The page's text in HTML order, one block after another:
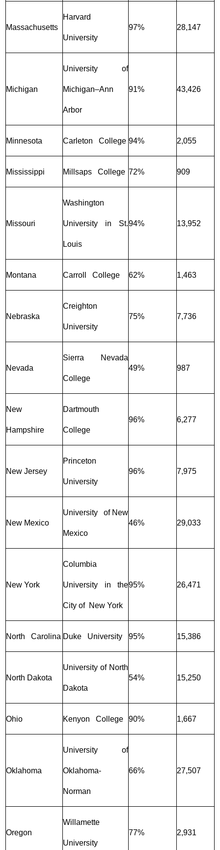
Massachusetts
Harvard
University
97% 28,147
Michigan
University of
Michigan–Ann
Arbor
91% 43,426
Minnesota Carleton College 94% 2,055
Mississippi Millsaps College 72% 909
Missouri
Washington
University in St.
Louis
94% 13,952
Montana Carroll College 62% 1,463
Nebraska
Creighton
University
75% 7,736
Nevada
Sierra Nevada
College
49% 987
New
Hampshire
Dartmouth
College
96% 6,277
New Jersey
Princeton
University
96% 7,975
New Mexico
University of New
Mexico
46% 29,033
New York
Columbia
University in the
City of New York
95% 26,471
North Carolina Duke University 95% 15,386
North Dakota
University of North
Dakota
54% 15,250
Ohio Kenyon College 90% 1,667
Oklahoma
University of
Oklahoma-
Norman
66% 27,507
Oregon
Willamette
University
77% 2,931